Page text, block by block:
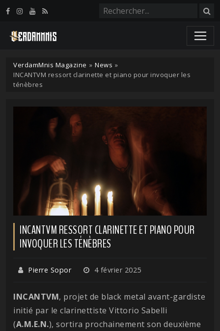
VerdamMnis Magazine » News »
INCANTVM ressort clarinette et piano pour invoquer les
ténèbres
INCANTVM RESSORT CLARINETTE ET PIANO POUR
INVOQUER LES TÉNÈBRES
Pierre Sopor 4 février 2025
INCANTVM, projet de black metal avant-gardiste
initié par le clarinettiste Vittorio Sabelli
(A.M.E.N.), sortira prochainement son deuxième
Panneau de gestion des cookies